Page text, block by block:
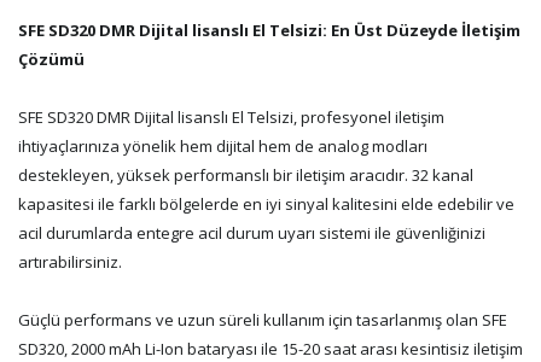
SFE SD320 DMR Dijital lisanslı El Telsizi: En Üst Düzeyde İletişim
Çözümü
SFE SD320 DMR Dijital lisanslı El Telsizi, profesyonel iletişim
ihtiyaçlarınıza yönelik hem dijital hem de analog modları
destekleyen, yüksek performanslı bir iletişim aracıdır. 32 kanal
kapasitesi ile farklı bölgelerde en iyi sinyal kalitesini elde edebilir ve
acil durumlarda entegre acil durum uyarı sistemi ile güvenliğinizi
artırabilirsiniz.
Güçlü performans ve uzun süreli kullanım için tasarlanmış olan SFE
SD320, 2000 mAh Li-Ion bataryası ile 15-20 saat arası kesintisiz iletişim